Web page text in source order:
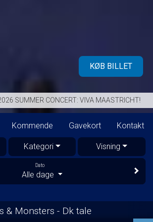
SUMMER CONCERT: VIVA MAASTRICHT!
KØB BILLET
Kommende Gavekort Kontakt
Kategori Visning
Dato
Alle dage
& Monsters - Dk tale